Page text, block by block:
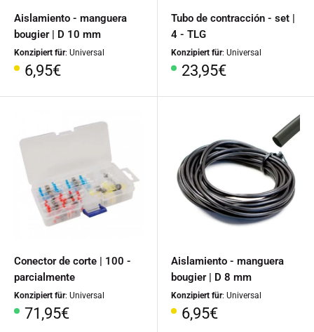
Aislamiento - manguera
bougier | D 10 mm
Konzipiert für: Universal
Precio
6,95€
Tubo de contracción - set |
4 - TLG
Konzipiert für: Universal
Precio
23,95€
Conector de corte | 100 -
parcialmente
Konzipiert für: Universal
Precio
71,95€
Aislamiento - manguera
bougier | D 8 mm
Konzipiert für: Universal
Precio
6,95€